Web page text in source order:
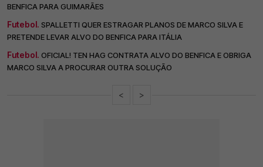
BENFICA PARA GUIMARÃES
Futebol. SPALLETTI QUER ESTRAGAR PLANOS DE MARCO SILVA E
PRETENDE LEVAR ALVO DO BENFICA PARA ITÁLIA
Futebol. OFICIAL! TEN HAG CONTRATA ALVO DO BENFICA E OBRIGA
MARCO SILVA A PROCURAR OUTRA SOLUÇÃO
< >